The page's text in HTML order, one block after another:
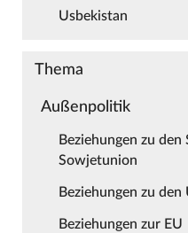
Usbekistan
Thema
Außenpolitik
Beziehungen zu
Sowjetunion
Beziehungen zu den
Beziehungen zur EU